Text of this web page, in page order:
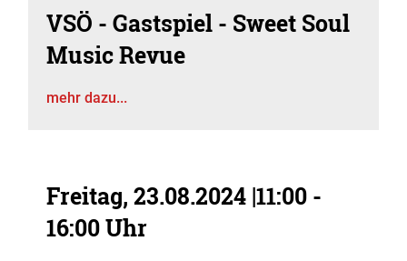
VSÖ - Gastspiel - Sweet Soul
Music Revue
mehr dazu...
Freitag, 23.08.2024 |11:00 -
16:00 Uhr